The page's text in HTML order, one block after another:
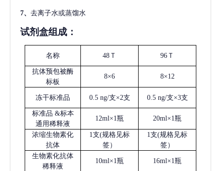
7、 去离子水或蒸馏水
试剂盒组成：
名称 48Ｔ 96Ｔ
抗体预包被酶
标板
8×6 8×12
冻干标准品 0.5 ng/支×2支 0.5 ng/支×3支
标准品 &标本
通用稀释液
12ml×1瓶 20ml×1瓶
浓缩生物素化
抗体
1支(规格见标
签）
1支(规格见标
签）
生物素化抗体
稀释液
10ml×1瓶 16ml×1瓶